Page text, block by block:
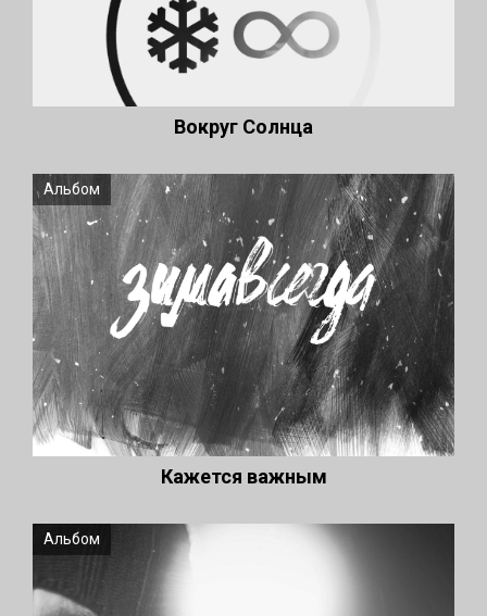
Вокруг Солнца
Альбом
Кажется важным
Альбом